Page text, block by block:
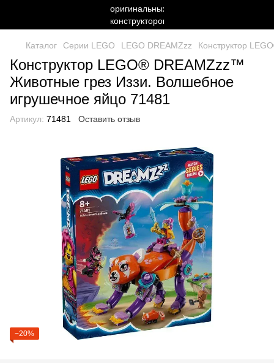
Каталог Серии LEGO LEGO DREAMZzz Конструктор
Конструктор LEGO® DREAMZzz™
Животные грез Иззи. Волшебное
игрушечное яйцо 71481
Артикул: 71481 Оставить отзыв
−20%